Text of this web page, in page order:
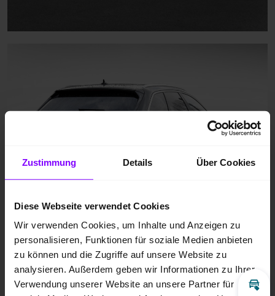
Zustimmung Details Über Cookies
Diese Webseite verwendet Cookies
Wir verwenden Cookies, um Inhalte und Anzeigen zu
personalisieren, Funktionen für soziale Medien anbieten
zu können und die Zugriffe auf unsere Website zu
analysieren. Außerdem geben wir Informationen zu Ihrer
Verwendung unserer Website an unsere Partner für